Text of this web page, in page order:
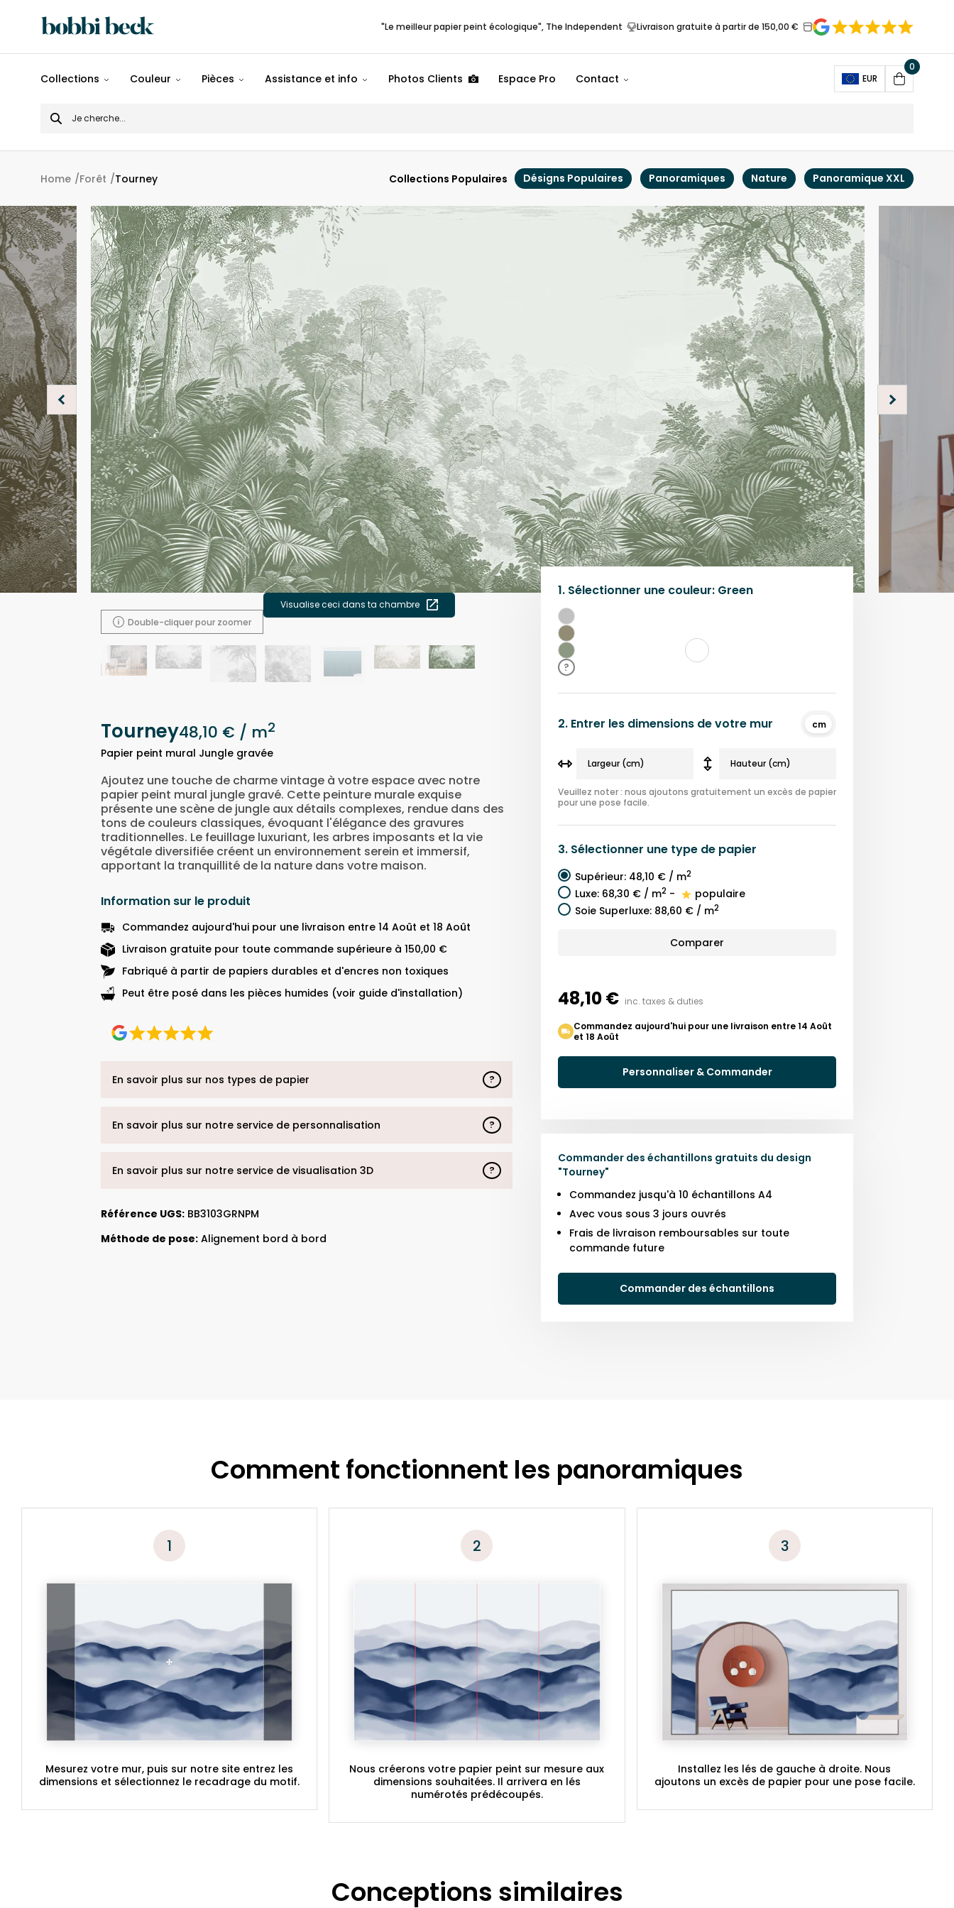
"Le meilleur papier peint écologique", The Independent Livraison gratuite à partir de 150,00 €
Populaires
Panoramiques
Collections Couleur Pièces Assistance et info Photos Clients Espace Pro Contact EUR
Open
Cart
0
Search
for
Home Forêt Tourney Collections Populaires Désigns Populaires Panoramiques Nature Panoramique XXL
Double-cliquer pour zoomer
Visualise ceci dans ta chambre
Tourney48,10 € / m2
Papier peint mural Jungle gravée
1. Sélectionner une couleur: Green
Gris
Brun
Vert
?
2. Entrer les dimensions de votre mur cm
Veuillez noter : nous ajoutons gratuitement un excès de papier
pour une pose facile.
3. Sélectionner une type de papier
Supérieur: 48,10 € / m2
Luxe: 68,30 € / m2 -
populaire
Soie Superluxe: 88,60 € / m2
Comparer
48,10 € inc. taxes & duties
Commandez aujourd'hui pour une livraison entre 14 Août
et 18 Août
Personnaliser & Commander
Commander des échantillons gratuits du design
"Tourney"
Commandez jusqu'à 10 échantillons A4
Avec vous sous 3 jours ouvrés
Frais de livraison remboursables sur toute
commande future
Commander des échantillons
Ajoutez une touche de charme vintage à votre espace avec notre
papier peint mural jungle gravé. Cette peinture murale exquise
présente une scène de jungle aux détails complexes, rendue dans des
tons de couleurs classiques, évoquant l'élégance des gravures
traditionnelles. Le feuillage luxuriant, les arbres imposants et la vie
végétale diversifiée créent un environnement serein et immersif,
apportant la tranquillité de la nature dans votre maison.
Information sur le produit
Commandez aujourd'hui pour une livraison entre 14 Août et 18 Août
Livraison gratuite pour toute commande supérieure à 150,00 €
Fabriqué à partir de papiers durables et d'encres non toxiques
Peut être posé dans les pièces humides (voir guide d'installation)
En savoir plus sur nos types de papier ?
En savoir plus sur notre service de personnalisation ?
En savoir plus sur notre service de visualisation 3D ?
Référence UGS: BB3103GRNPM
Méthode de pose: Alignement bord à bord
Comment fonctionnent les panoramiques
1
Mesurez votre mur, puis sur notre site entrez les
dimensions et sélectionnez le recadrage du motif.
2
Nous créerons votre papier peint sur mesure aux
dimensions souhaitées. Il arrivera en lés
numérotés prédécoupés.
3
Installez les lés de gauche à droite. Nous
ajoutons un excès de papier pour une pose facile.
Conceptions similaires